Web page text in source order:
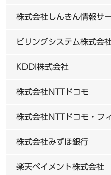
株式会社しんきん情報サ
ビリングシステム株式会
KDDI株式会社
株式会社NTTドコモ
株式会社NTTドコモ・フ
株式会社みずほ銀行
楽天ペイメント株式会社